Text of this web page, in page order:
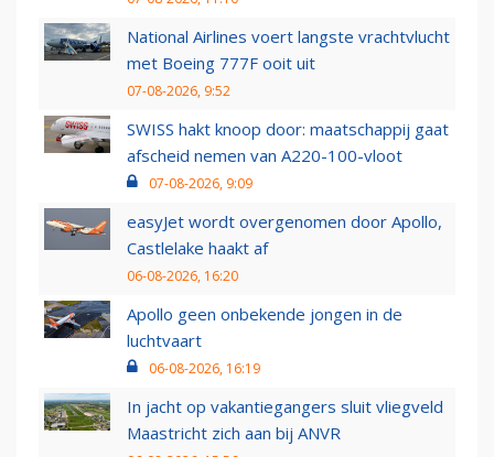
National Airlines voert langste vrachtvlucht
met Boeing 777F ooit uit
07-08-2026, 9:52
SWISS hakt knoop door: maatschappij gaat
afscheid nemen van A220-100-vloot
07-08-2026, 9:09
easyJet wordt overgenomen door Apollo,
Castlelake haakt af
06-08-2026, 16:20
Apollo geen onbekende jongen in de
luchtvaart
06-08-2026, 16:19
In jacht op vakantiegangers sluit vliegveld
Maastricht zich aan bij ANVR